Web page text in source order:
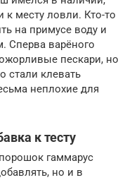
месту ловли. Кто-то
на примусе воду и
Сперва варёного
пескари, но
стали клевать
неплохие для
к тесту
гаммарус
но и в